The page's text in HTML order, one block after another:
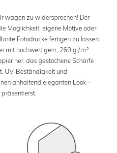
wagen zu widersprechen! Der
Möglichkeit, eigene Motive oder
Fotodrucke fertigen zu lassen.
mit hochwertigem, 260 g / m²
her, das gestochene Schärfe
UV-Beständigkeit und
anhaltend eleganten Look –